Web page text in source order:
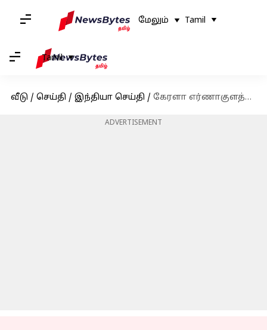
மேலும் Tamil
Tamil
வீடு / செய்தி / இந்தியா செய்தி / கேரளா எர்ணாகுளத்தில் டேங்கர் லாரி மீது வாகனம் மோதி விபத்து
ADVERTISEMENT